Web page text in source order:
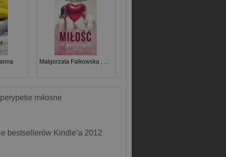
Małgorzata Falkowska , Katarzyna Grabowska
miłosne
bestsellerów Kindle’a 2012